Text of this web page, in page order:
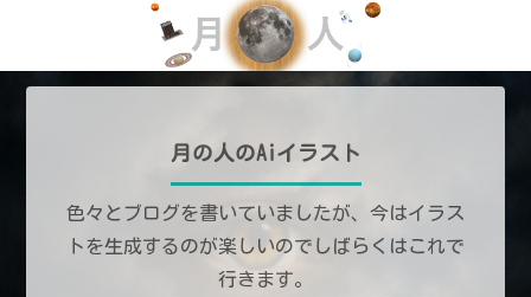
月の人のAiイラスト
色々とブログを書いていましたが、今はイラス
トを生成するのが楽しいのでしばらくはこれで
行きます。